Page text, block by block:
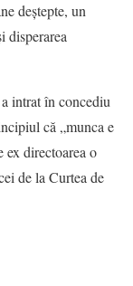
deştepte, un
disperarea
intrat în concediu
că „munca e
ex directoarea o
de la Curtea de